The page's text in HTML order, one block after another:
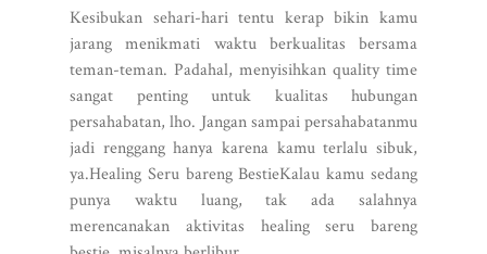
Kesibukan sehari-hari tentu kerap bikin kamu
jarang menikmati waktu berkualitas bersama
teman-teman. Padahal, menyisihkan quality time
sangat penting untuk kualitas hubungan
persahabatan, lho. Jangan sampai persahabatanmu
jadi renggang hanya karena kamu terlalu sibuk,
ya.Healing Seru bareng BestieKalau kamu sedang
punya waktu luang, tak ada salahnya
merencanakan aktivitas healing seru bareng